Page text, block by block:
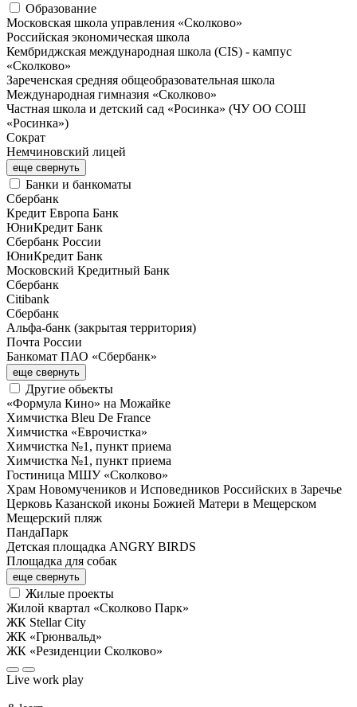
Образование
Московская школа управления «Сколково»
Российская экономическая школа
Кембриджская международная школа (CIS) - кампус
«Сколково»
Зареченская средняя общеобразовательная школа
Международная гимназия «Сколково»
Частная школа и детский сад «Росинка» (ЧУ ОО СОШ
«Росинка»)
Сократ
Немчиновский лицей
еще свернуть
Банки и банкоматы
Сбербанк
Кредит Европа Банк
ЮниКредит Банк
Сбербанк России
ЮниКредит Банк
Московский Кредитный Банк
Сбербанк
Citibank
Сбербанк
Альфа-банк (закрытая территория)
Почта России
Банкомат ПАО «Сбербанк»
еще свернуть
Другие обьекты
«Формула Кино» на Можайке
Химчистка Bleu De France
Химчистка «Еврочистка»
Химчистка №1, пункт приема
Химчистка №1, пункт приема
Гостиница МШУ «Сколково»
Храм Новомучеников и Исповедников Российских в Заречье
Церковь Казанской иконы Божией Матери в Мещерском
Мещерский пляж
ПандаПарк
Детская площадка ANGRY BIRDS
Площадка для собак
еще свернуть
Жилые проекты
Жилой квартал «Сколково Парк»
ЖК Stellar City
ЖК «Грюнвальд»
ЖК «Резиденции Сколково»
Live work play